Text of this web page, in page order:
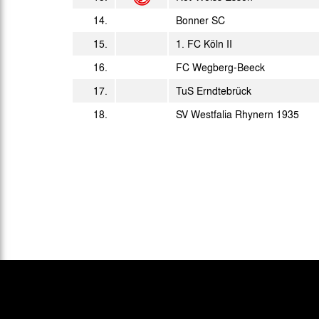
14:00 Uhr
So. 13.05.2018
Mo. 21.05.2018
17:00 Uhr
14. Bonner SC
15. 1. FC Köln II
16. FC Wegberg-Beeck
17. TuS Erndtebrück
18. SV Westfalia Rhynern 1935